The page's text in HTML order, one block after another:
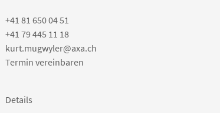
+41 81 650 04 51
+41 79 445 11 18
kurt.mugwyler@axa.ch
Termin vereinbaren
Details